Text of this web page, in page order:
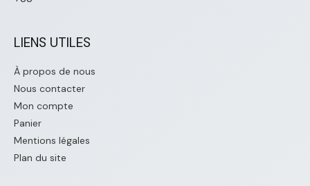
LIENS UTILES
À propos de nous
Nous contacter
Mon compte
Panier
Mentions légales
Plan du site